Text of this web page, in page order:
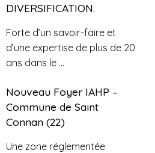
DIVERSIFICATION.
Forte d’un savoir-faire et
d’une expertise de plus de 20
ans dans le ...
Nouveau Foyer IAHP –
Commune de Saint
Connan (22)
Une zone réglementée